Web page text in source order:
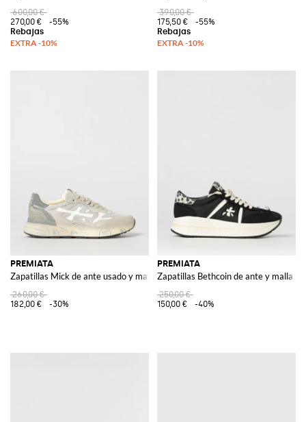
600,00 €
270,00 €
-55%
390,00 €
175,50 €
-55%
PREMIATA
Zapatillas Mick de ante usado y malla
260,00 €
182,00 €
-30%
PREMIATA
Zapatillas Bethcoin de ante y malla
250,00 €
150,00 €
-40%